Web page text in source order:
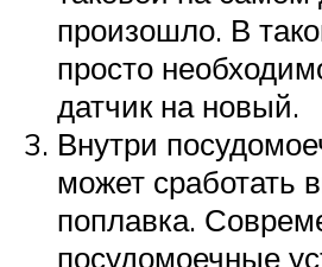
произошло. В
просто
датчик на новый.
Внутри
может сработать
поплавка.
посудомоечные